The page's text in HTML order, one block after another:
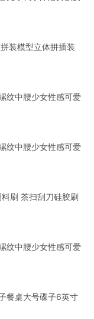
装模型立体拼插装
纹中腰少女性感可爱
纹中腰少女性感可爱
刷 茶扫刮刀硅胶刷
纹中腰少女性感可爱
餐桌大号碟子6英寸